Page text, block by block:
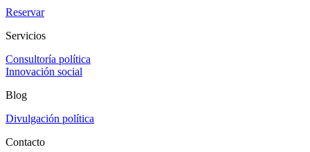
Reservar
Servicios
Consultoría política
Innovación social
Blog
Divulgación política
Contacto